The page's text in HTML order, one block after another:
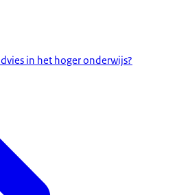
in het hoger onderwijs?